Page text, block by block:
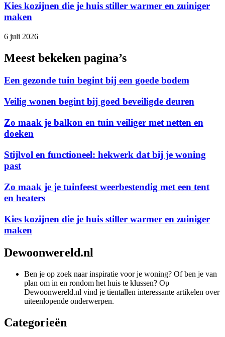
Kies kozijnen die je huis stiller warmer en zuiniger
maken
6 juli 2026
Meest bekeken pagina’s
Een gezonde tuin begint bij een goede bodem
Veilig wonen begint bij goed beveiligde deuren
Zo maak je balkon en tuin veiliger met netten en
doeken
Stijlvol en functioneel: hekwerk dat bij je woning
past
Zo maak je je tuinfeest weerbestendig met een tent
en heaters
Kies kozijnen die je huis stiller warmer en zuiniger
maken
Dewoonwereld.nl
Ben je op zoek naar inspiratie voor je woning? Of ben je van
plan om in en rondom het huis te klussen? Op
Dewoonwereld.nl vind je tientallen interessante artikelen over
uiteenlopende onderwerpen.
Categorieën